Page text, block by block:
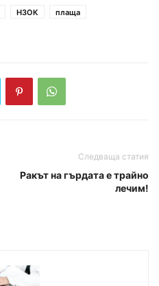
НЗОК
плаща
Следваща статия
Ракът на гърдата е трайно
лечим!